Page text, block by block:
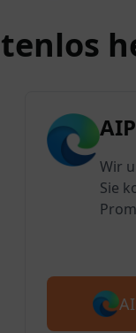
Wir
Sie